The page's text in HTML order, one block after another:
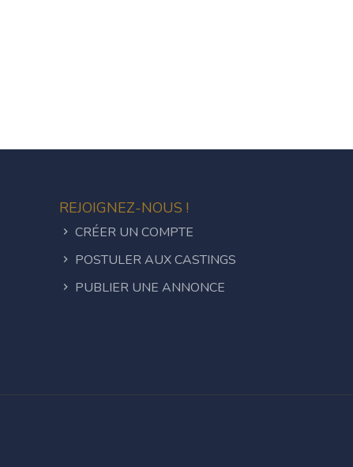
REJOIGNEZ-NOUS !
CRÉER UN COMPTE
POSTULER AUX CASTINGS
PUBLIER UNE ANNONCE